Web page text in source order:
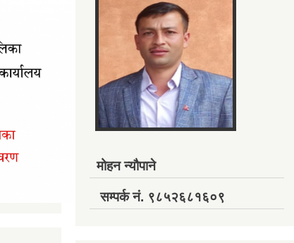
मोहन न्यौपाने
सम्पर्क नं. ९८५२६८१६०९